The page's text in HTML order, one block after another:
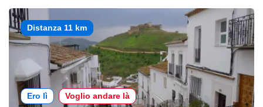
Distanza 11 km
Ero lì Voglio andare là